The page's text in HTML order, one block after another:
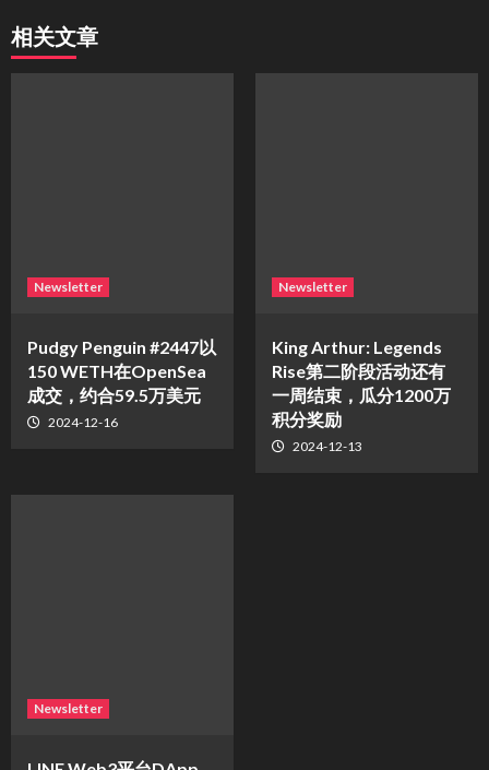
相关文章
Newsletter
Pudgy Penguin #2447以
150 WETH在OpenSea
成交，约合59.5万美元
2024-12-16
Newsletter
King Arthur: Legends
Rise第二阶段活动还有
一周结束，瓜分1200万
积分奖励
2024-12-13
Newsletter